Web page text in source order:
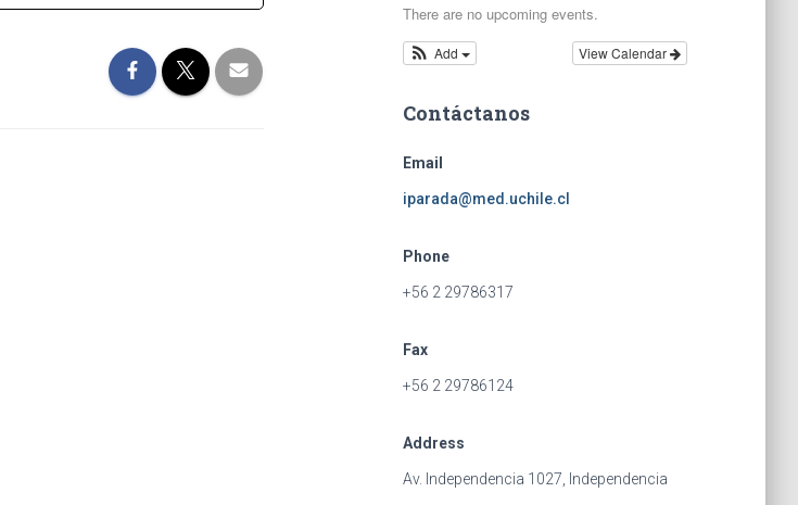
There are no upcoming events.
View Calendar
Add
Contáctanos
Email
iparada@med.uchile.cl
Phone
+56 2 29786317
Fax
+56 2 29786124
Address
Av. Independencia 1027, Independencia